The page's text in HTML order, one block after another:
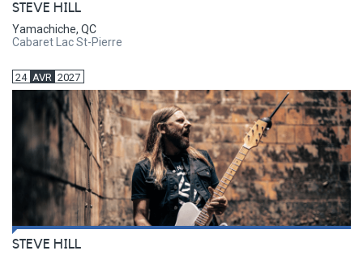
STEVE HILL
Yamachiche, QC
Cabaret Lac St-Pierre
24 AVR 2027
STEVE HILL